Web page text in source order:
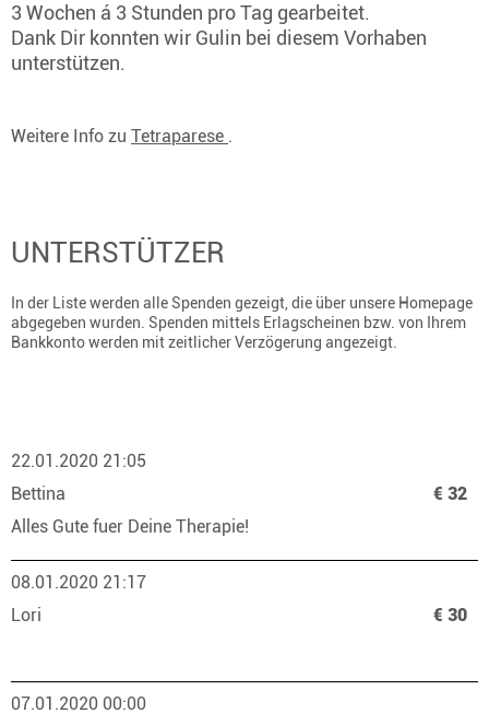
3 Wochen á 3 Stunden pro Tag gearbeitet.
Dank Dir konnten wir Gulin bei diesem Vorhaben
unterstützen.
Weitere Info zu Tetraparese .
UNTERSTÜTZER
In der Liste werden alle Spenden gezeigt, die über unsere Homepage
abgegeben wurden. Spenden mittels Erlagscheinen bzw. von Ihrem
Bankkonto werden mit zeitlicher Verzögerung angezeigt.
22.01.2020 21:05
Bettina
€ 32
Alles Gute fuer Deine Therapie!
08.01.2020 21:17
Lori
€ 30
07.01.2020 00:00